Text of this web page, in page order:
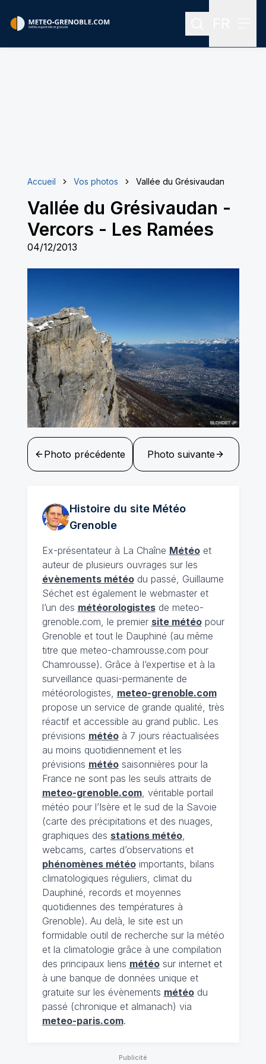
Rechercher
Accueil Vos photos Vallée du Grésivaudan
Vallée du Grésivaudan -
Vercors - Les Ramées
04/12/2013
Photo précédente Photo suivante
Histoire du site Météo
Grenoble
Ex-présentateur à La Chaîne Météoet
auteur de plusieurs ouvrages sur les
évènements météodu passé, Guillaume
Séchet est également le webmaster et
l’un des météorologistesde meteo-
grenoble.com, le premier site météopour
Grenoble et tout le Dauphiné (au même
titre que meteo-chamrousse.com pour
Chamrousse). Grâce à l’expertise et à la
surveillance quasi-permanente de
météorologistes, meteo-grenoble.com
propose un service de grande qualité, très
réactif et accessible au grand public. Les
prévisions météoà 7 jours réactualisées
au moins quotidiennement et les
prévisions météosaisonnières pour la
France ne sont pas les seuls attraits de
meteo-grenoble.com, véritable portail
météo pour l’Isère et le sud de la Savoie
(carte des précipitations et des nuages,
graphiques des stations météo,
webcams, cartes d’observations et
phénomènes météoimportants, bilans
climatologiques réguliers, climat du
Dauphiné, records et moyennes
quotidiennes des températures à
Grenoble). Au delà, le site est un
formidable outil de recherche sur la météo
et la climatologie grâce à une compilation
des principaux liens météosur internet et
à une banque de données unique et
gratuite sur les évènements météodu
passé (chronique et almanach) via
meteo-paris.com.